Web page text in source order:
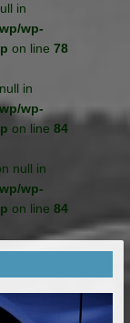
in
wp-
on line 78
in
wp-
on line 84
null in
wp-
on line 84